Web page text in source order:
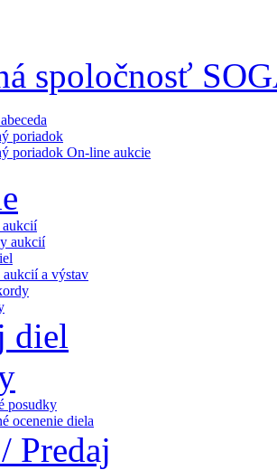
spoločnosť
poriadok
poriadok On-line aukcie
aukcií
aukcií
a výstav
diel
posudky
ocenenie diela
Predaj